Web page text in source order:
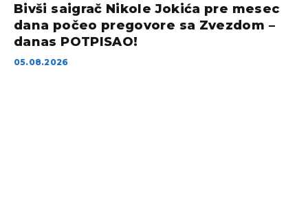
Bivši saigrač Nikole Jokića pre mesec
dana počeo pregovore sa Zvezdom –
danas POTPISAO!
05.08.2026